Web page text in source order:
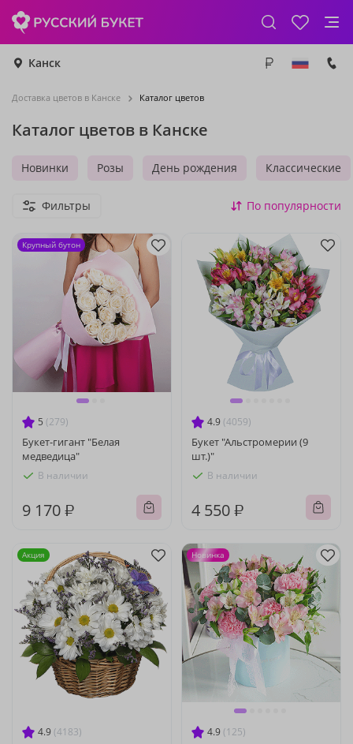
Канск
Доставка цветов в Канске Каталог цветов
Каталог цветов в Канске
Новинки Розы День рождения Классические
Фильтры По популярности
5 (279)
Букет-гигант "Белая
медведица"
В наличии
9 170 ₽
Крупный бутон
4.9 (4059)
Букет "Альстромерии (9
шт.)"
В наличии
4 550 ₽
4.9 (4183)
Акция
4.9 (125)
Новинка